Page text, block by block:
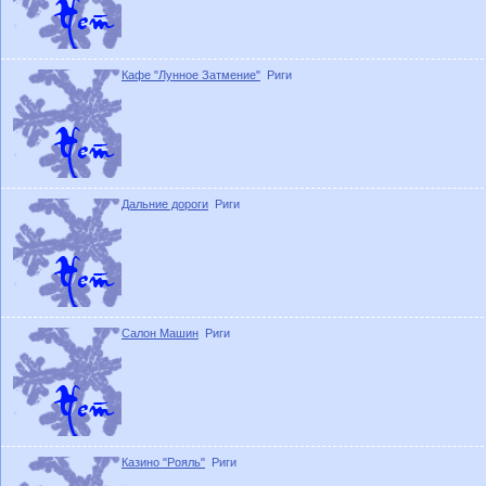
Кафе "Лунное Затмение" Риги
Дальние дороги Риги
Cалон Машин Риги
Казино "Рояль" Риги